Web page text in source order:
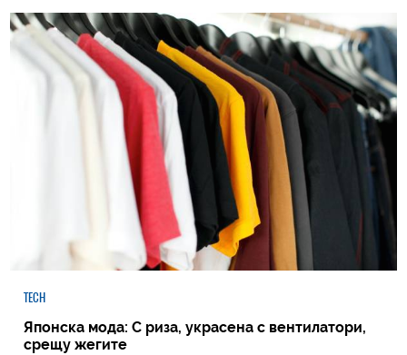
TECH
Японска мода: С риза, украсена с вентилатори,
срещу жегите